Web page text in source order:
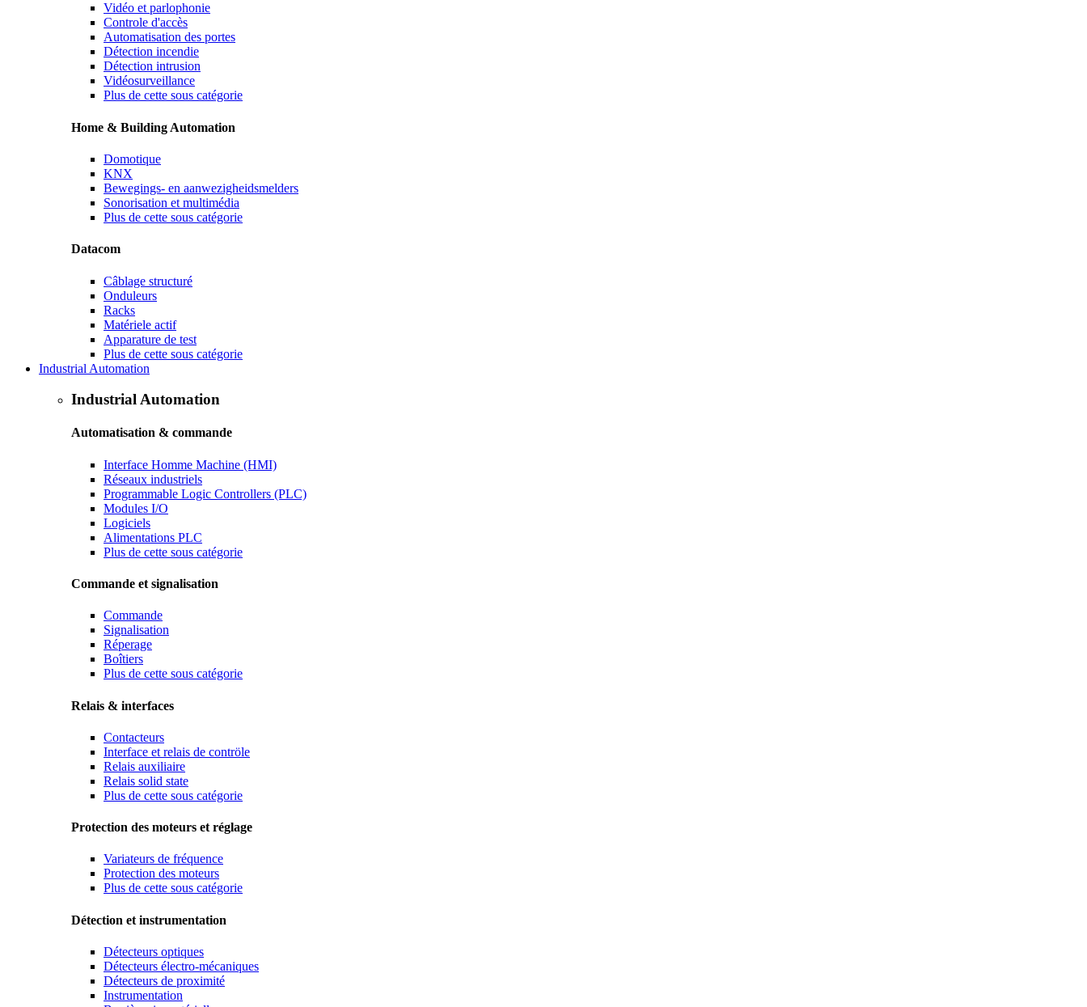
Vidéo et parlophonie
Controle d'accès
Automatisation des portes
Détection incendie
Détection intrusion
Vidéosurveillance
Plus de cette sous catégorie
Home & Building Automation
Domotique
KNX
Bewegings- en aanwezigheidsmelders
Sonorisation et multimédia
Plus de cette sous catégorie
Datacom
Câblage structuré
Onduleurs
Racks
Matériele actif
Apparature de test
Plus de cette sous catégorie
Industrial Automation
Industrial Automation
Automatisation & commande
Interface Homme Machine (HMI)
Réseaux industriels
Programmable Logic Controllers (PLC)
Modules I/O
Logiciels
Alimentations PLC
Plus de cette sous catégorie
Commande et signalisation
Commande
Signalisation
Réperage
Boîtiers
Plus de cette sous catégorie
Relais & interfaces
Contacteurs
Interface et relais de contröle
Relais auxiliaire
Relais solid state
Plus de cette sous catégorie
Protection des moteurs et réglage
Variateurs de fréquence
Protection des moteurs
Plus de cette sous catégorie
Détection et instrumentation
Détecteurs optiques
Détecteurs électro-mécaniques
Détecteurs de proximité
Instrumentation